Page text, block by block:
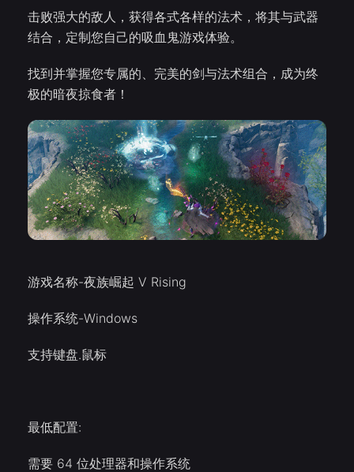
击败强大的敌人，获得各式各样的法术，将其与武器
结合，定制您自己的吸血鬼游戏体验。
找到并掌握您专属的、完美的剑与法术组合，成为终
极的暗夜掠食者！
游戏名称-夜族崛起 V Rising
操作系统-Windows
支持键盘.鼠标
最低配置:
需要 64 位处理器和操作系统